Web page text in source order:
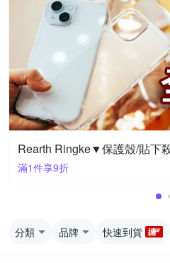
Rearth Ringke▼保護殼/貼下
滿1件享9折
分類 品牌 快速到貨